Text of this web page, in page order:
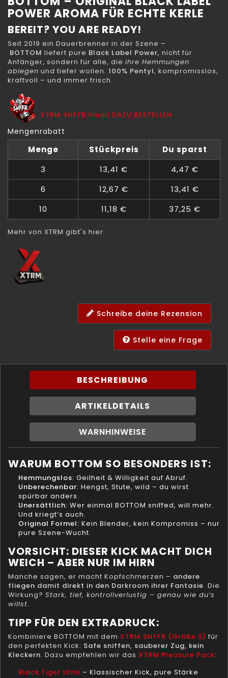
POWER AROMA FÜR ECHTE KERLE
BEREIT? YOU ARE READY!
Seit 2019 ein Dauerbrenner in der Szene –
BOTTOM liefert pure Black Label Power, nicht für
Anfänger, sondern für alle, die ihre Hemmungen
ablegen und tiefer wollen. 100% Pentyl, kompromisslos,
kraftvoll – und immer frisch.
XTRM SNFFR Small DAZU BESTELLEN
Mengenrabatt
Menge Stückpreis
Du sparst
3
13,41 €
4,47 €
6
12,67 €
13,41 €
10
11,18 € 37,25 €
Mehr von XTRM gibt's hier:
Schreibe deine Rezension
Stelle eine Frage
BESCHREIBUNG
ARTIKELDETAILS
WARNHINWEISE
WARUM BOTTOM SO BESONDERS IST:
Hemmungslos: Geilheit & Willigkeit auf Abruf.
Unberechenbar: Hengst, Stute, wild – du wirst
spürbar anders.
Unersättlich: Wer einmal BOTTOM sniffed, will mehr.
Und kriegt’s auch.
Original Formel: Kein Blender, kein Kompromiss – nur
pure Szene-Wucht.
VORSICHT: DIESER KICK MACHT DICH
WEICH – ABER NUR IM HIRN
Manche sagen, er macht Kopfschmerzen – andere
fliegen damit direkt in den Darkroom ihrer Fantasie. Die
Wirkung? Stark, tief, kontrollverlustig – genau wie du’s
willst.
TIPP FÜR DEN EXTRADRUCK:
Kombiniere BOTTOM mit dem XTRM SNFFR (Größe S) für
den perfekten Kick: Safe sniffen, sauberer Zug, kein
Kleckern. Dazu empfehlen wir das XTRM Pleasure Pack:
Black Tiger 10ml – Klassischer Kick, pure Stärke